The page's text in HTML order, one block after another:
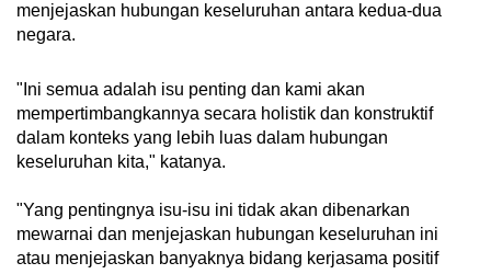
menjejaskan hubungan keseluruhan antara kedua-dua
negara.
"Ini semua adalah isu penting dan kami akan
mempertimbangkannya secara holistik dan konstruktif
dalam konteks yang lebih luas dalam hubungan
keseluruhan kita," katanya.
"Yang pentingnya isu-isu ini tidak akan dibenarkan
mewarnai dan menjejaskan hubungan keseluruhan ini
atau menjejaskan banyaknya bidang kerjasama positif